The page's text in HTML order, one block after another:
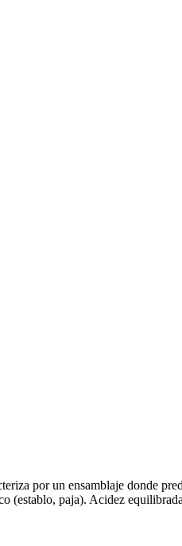
por un ensamblaje donde
(establo, paja). Acidez